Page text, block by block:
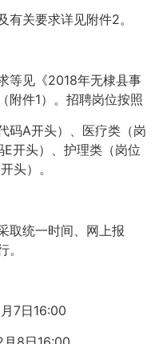
关要求详见附件2。
等见《2018年无棣县事
附件1）。招聘岗位按照
码A开头）、医疗类（岗
开头）、护理类（岗位
头）。
取统一时间、网上报
7日16:00